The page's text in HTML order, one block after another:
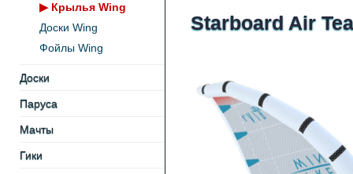
▶ Крылья Wing
Доски Wing
Фойлы Wing
Доски
Паруса
Мачты
Гики
Starboard Air